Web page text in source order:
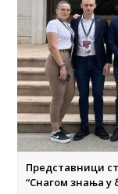
Представници
“Снагом знања у